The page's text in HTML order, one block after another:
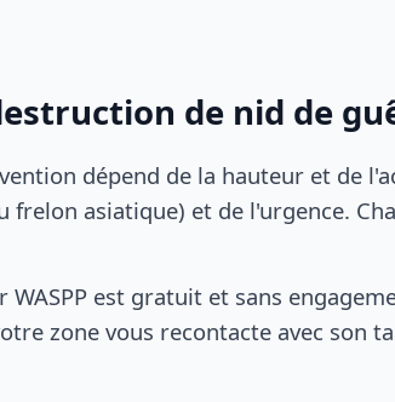
de nid de
dépend de la hauteur et de
frelon asiatique) et de l'urgence.
WASPP est gratuit et sans
zone vous recontacte avec son